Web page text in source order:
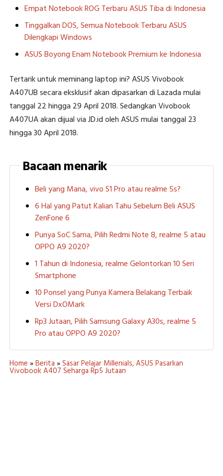
Empat Notebook ROG Terbaru ASUS Tiba di Indonesia
Tinggalkan DOS, Semua Notebook Terbaru ASUS
Dilengkapi Windows
ASUS Boyong Enam Notebook Premium ke Indonesia
Tertarik untuk meminang laptop ini? ASUS Vivobook
A407UB secara eksklusif akan dipasarkan di Lazada mulai
tanggal 22 hingga 29 April 2018. Sedangkan Vivobook
A407UA akan dijual via JD.id oleh ASUS mulai tanggal 23
hingga 30 April 2018.
Bacaan menarik
Beli yang Mana, vivo S1 Pro atau realme 5s?
6 Hal yang Patut Kalian Tahu Sebelum Beli ASUS
ZenFone 6
Punya SoC Sama, Pilih Redmi Note 8, realme 5 atau
OPPO A9 2020?
1 Tahun di Indonesia, realme Gelontorkan 10 Seri
Smartphone
10 Ponsel yang Punya Kamera Belakang Terbaik
Versi DxOMark
Rp3 Jutaan, Pilih Samsung Galaxy A30s, realme 5
Pro atau OPPO A9 2020?
Home »Berita »Sasar Pelajar Millenials, ASUS Pasarkan
Vivobook A407 Seharga Rp5 Jutaan